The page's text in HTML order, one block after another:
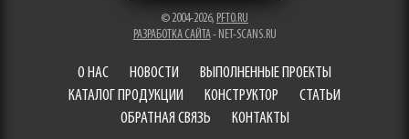
© 2004-2026, PFTO.RU
РАЗРАБОТКА САЙТА- NET-SCANS.RU
О НАС НОВОСТИ
ВЫПОЛНЕННЫЕ ПРОЕКТЫ
КАТАЛОГ ПРОДУКЦИИ
КОНСТРУКТОР
СТАТЬИ
ОБРАТНАЯ СВЯЗЬ
КОНТАКТЫ